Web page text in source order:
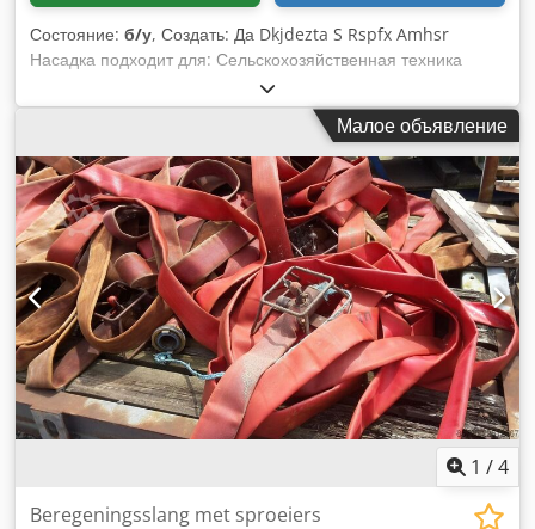
Состояние: б/у, Создать: Да Dkjdezta S Rspfx Amhsr
Насадка подходит для: Сельскохозяйственная техника
Малое объявление
1 /4
Beregeningsslang met sproeiers